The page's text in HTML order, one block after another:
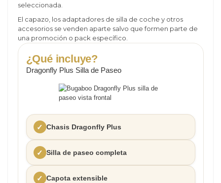
seleccionada.
El capazo, los adaptadores de silla de coche y otros
accesorios se venden aparte salvo que formen parte de
una promoción o pack específico.
¿Qué incluye?
Dragonfly Plus Silla de Paseo
Chasis Dragonfly Plus
Silla de paseo completa
Capota extensible